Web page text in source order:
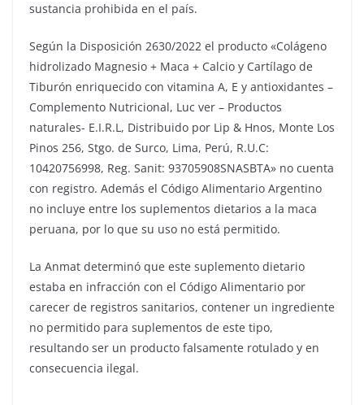
sustancia prohibida en el país.
Según la Disposición 2630/2022 el producto «Colágeno
hidrolizado Magnesio + Maca + Calcio y Cartílago de
Tiburón enriquecido con vitamina A, E y antioxidantes –
Complemento Nutricional, Luc ver – Productos
naturales- E.I.R.L, Distribuido por Lip & Hnos, Monte Los
Pinos 256, Stgo. de Surco, Lima, Perú, R.U.C:
10420756998, Reg. Sanit: 93705908SNASBTA» no cuenta
con registro. Además el Código Alimentario Argentino
no incluye entre los suplementos dietarios a la maca
peruana, por lo que su uso no está permitido.
La Anmat determinó que este suplemento dietario
estaba en infracción con el Código Alimentario por
carecer de registros sanitarios, contener un ingrediente
no permitido para suplementos de este tipo,
resultando ser un producto falsamente rotulado y en
consecuencia ilegal.